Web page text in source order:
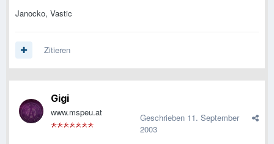
Janocko, Vastic
Zitieren
Gigi
www.mspeu.at Geschrieben 11. September
2003